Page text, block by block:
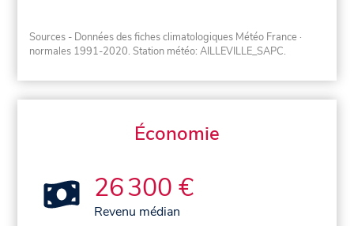
Sources - Données des fiches climatologiques Météo France ·
normales 1991-2020. Station météo: AILLEVILLE_SAPC.
Économie
26 300 €
Revenu médian